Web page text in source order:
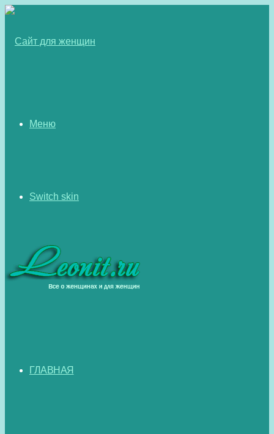
Меню
Switch skin
ГЛАВНАЯ